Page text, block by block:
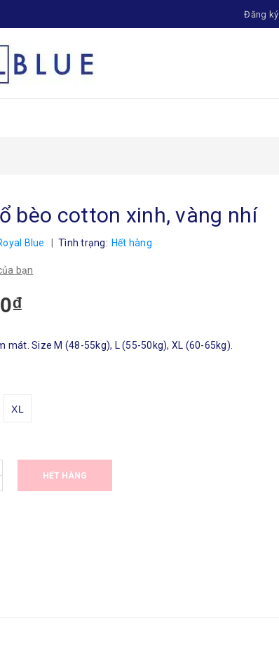
Đăng ký
bèo cotton xinh, vàng nhí
Blue Tình trạng: Hết hàng
bạn
mát. Size M (48-55kg), L (55-50kg), XL (60-65kg).
XL
HẾT HÀNG